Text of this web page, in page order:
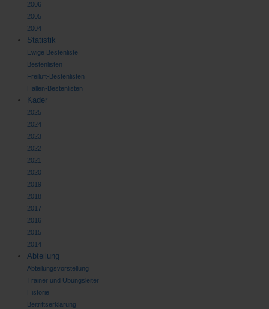
2006
2005
2004
Statistik
Ewige Bestenliste
Bestenlisten
Freiluft-Bestenlisten
Hallen-Bestenlisten
Kader
2025
2024
2023
2022
2021
2020
2019
2018
2017
2016
2015
2014
Abteilung
Abteilungsvorstellung
Trainer und Übungsleiter
Historie
Beitrittserklärung